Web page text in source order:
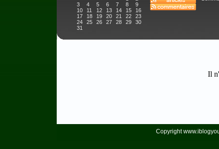
3
4 5 6 7 8
9
10
11 12 13 14 15
16
17
18 19 20 21 22
23
24
25 26 27 28 29
30
31
Il
Copyright